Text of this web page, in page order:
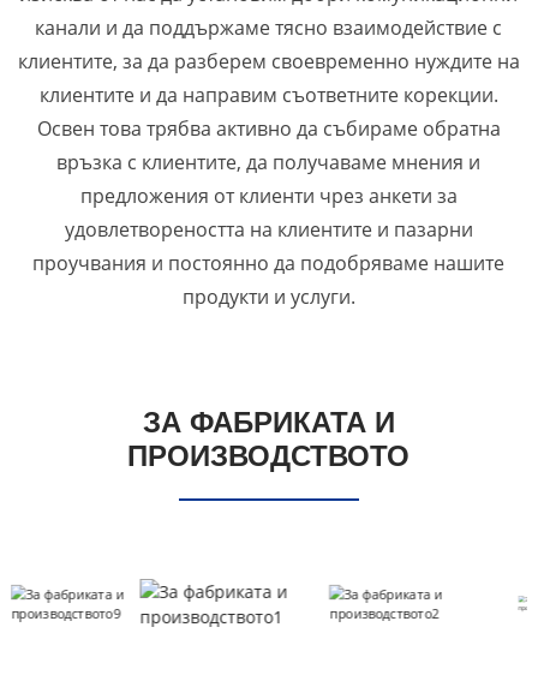
канали и да поддържаме тясно взаимодействие с
клиентите, за да разберем своевременно нуждите на
клиентите и да направим съответните корекции.
Освен това трябва активно да събираме обратна
връзка с клиентите, да получаваме мнения и
предложения от клиенти чрез анкети за
удовлетвореността на клиентите и пазарни
проучвания и постоянно да подобряваме нашите
продукти и услуги.
ЗА ФАБРИКАТА И
ПРОИЗВОДСТВОТО